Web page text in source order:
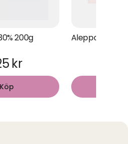
200g
kr
Köp
Aleppotvål